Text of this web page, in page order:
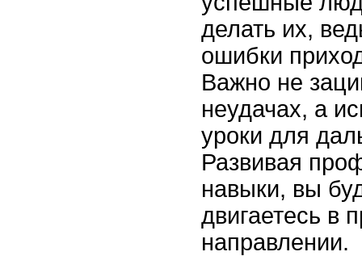
делать их,
ошибки
Важно не
неудачах, а
уроки для
Развивая
навыки, вы
двигаетесь в
направлении.